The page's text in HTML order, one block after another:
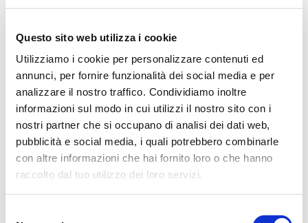
Questo sito web utilizza i cookie
Utilizziamo i cookie per personalizzare contenuti ed
annunci, per fornire funzionalità dei social media e per
analizzare il nostro traffico. Condividiamo inoltre
informazioni sul modo in cui utilizzi il nostro sito con i
nostri partner che si occupano di analisi dei dati web,
pubblicità e social media, i quali potrebbero combinarle
con altre informazioni che hai fornito loro o che hanno
raccolto dal tuo utilizzo dei loro servizi.
«Siamo e resteremo un People Business», sottolinea
persone di collaborare, innovare e crescere». Nell'ultimo
mercato e promosso più di 200 professionisti in tutti i
dipartimenti.
Performance solide in uno scenario complesso
Gli investimenti sulle persone procedono di pari passo con
la solidità dei risultati. Nel 2025 il business italiano di Bain
ha registrato una crescita significativa rispetto all'anno
precedente, un dato particolarmente rilevante se letto alla
luce di uno scenario macroeconomico complesso e di un
mercato della consulenza sempre più maturo.
cui tecnologie emergenti e cambiamenti di mercato